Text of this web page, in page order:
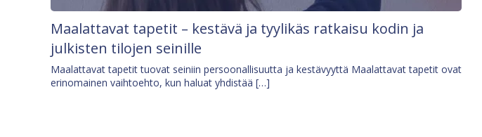
Maalattavat tapetit – kestävä ja tyylikäs ratkaisu kodin ja
julkisten tilojen seinille
Maalattavat tapetit tuovat seiniin persoonallisuutta ja kestävyyttä Maalattavat tapetit ovat
erinomainen vaihtoehto, kun haluat yhdistää […]